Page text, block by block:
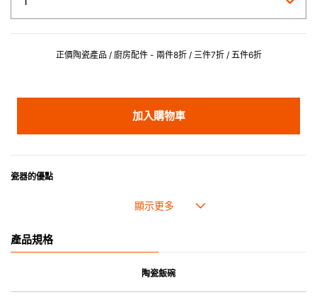
正價陶瓷產品 / 廚房配件 - 兩件8折 / 三件7折 / 五件6折
加入購物車
瓷器的優點
• 耐熱性極佳，適用於微波爐，也可放入焗爐，耐熱程度高達260℃。
• 可用於洗碗機。
• 合乎食用安全的塗層表面，幾乎不黏，食物容易脫落，清洗方便。
產品規格
陶瓷飯碗